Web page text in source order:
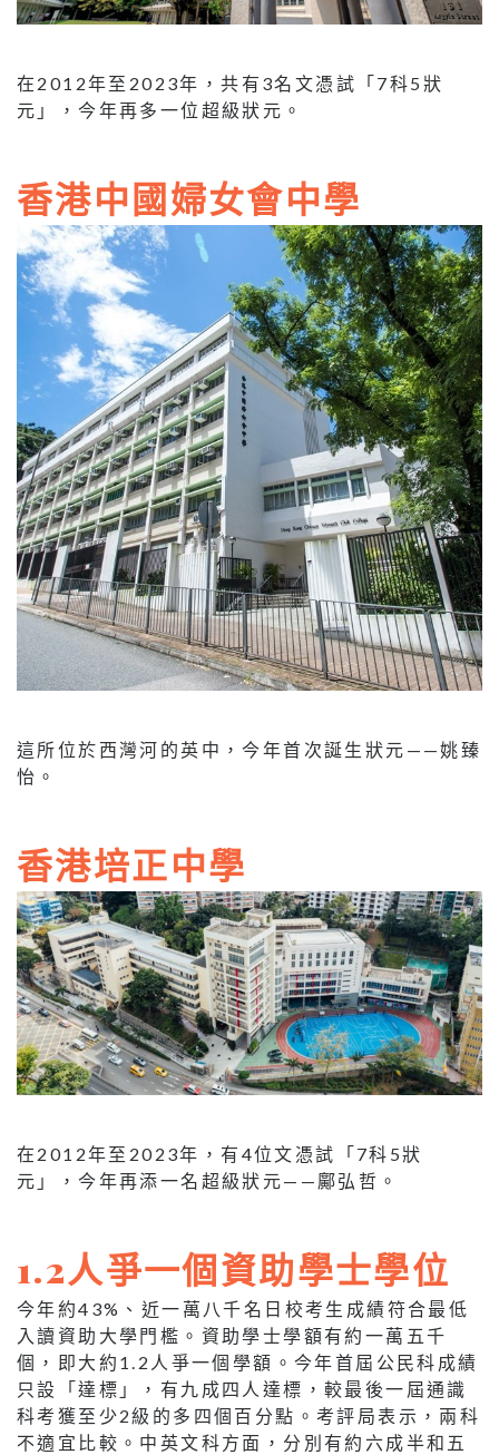
在2012年至2023年，共有3名文憑試「7科5狀
元」，今年再多一位超級狀元。
香港中國婦女會中學
這所位於西灣河的英中，今年首次誕生狀元——姚臻
怡。
香港培正中學
在2012年至2023年，有4位文憑試「7科5狀
元」，今年再添一名超級狀元——鄺弘哲。
1.2人爭一個資助學士學位
今年約43%、近一萬八千名日校考生成績符合最低
入讀資助大學門檻。資助學士學額有約一萬五千
個，即大約1.2人爭一個學額。今年首屆公民科成績
只設「達標」，有九成四人達標，較最後一屆通識
科考獲至少2級的多四個百分點。考評局表示，兩科
不適宜比較。中英文科方面，分別有約六成半和五